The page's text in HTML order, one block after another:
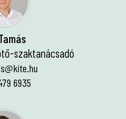
szaktanácsadó
6935